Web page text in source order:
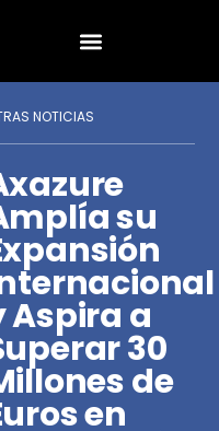
NOTICIAS
su
Aspira a
30
de
en